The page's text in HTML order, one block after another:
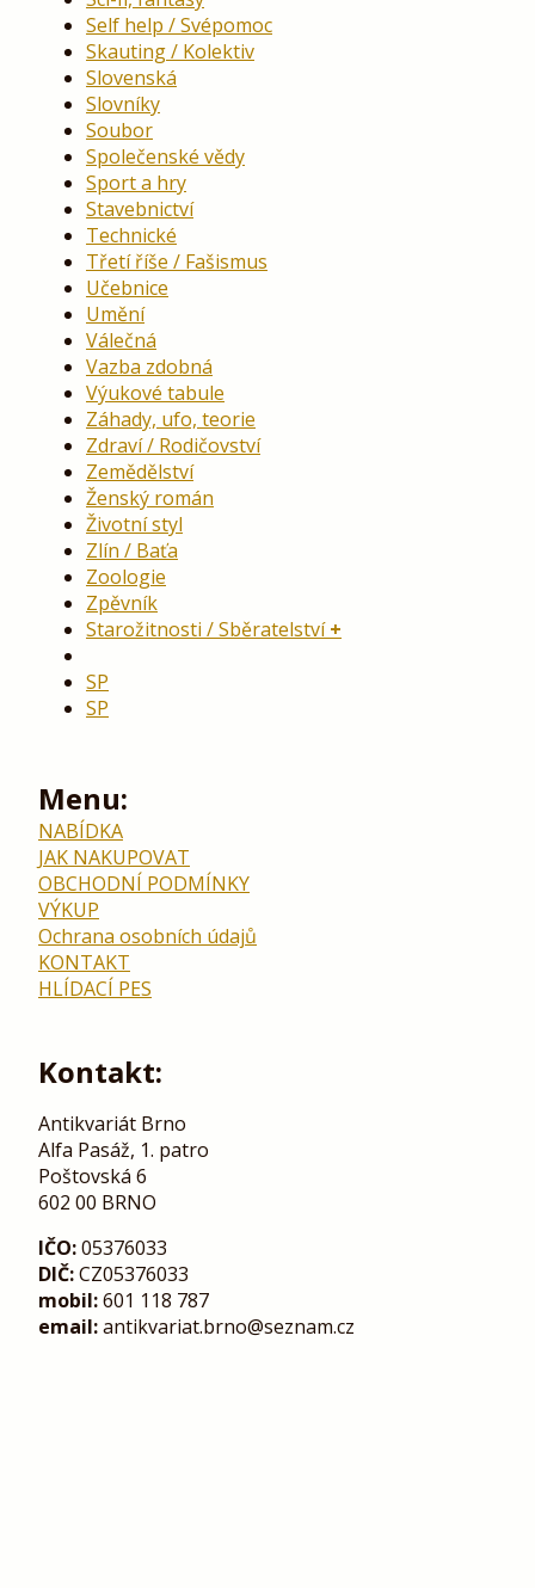
Self help / Svépomoc
Skauting / Kolektiv
Slovenská
Slovníky
Soubor
Společenské vědy
Sport a hry
Stavebnictví
Technické
Třetí říše / Fašismus
Učebnice
Umění
Válečná
Vazba zdobná
Výukové tabule
Záhady, ufo, teorie
Zdraví / Rodičovství
Zemědělství
Ženský román
Životní styl
Zlín / Baťa
Zoologie
Zpěvník
Starožitnosti / Sběratelství
SP
SP
Menu:
NABÍDKA
JAK NAKUPOVAT
OBCHODNÍ PODMÍNKY
VÝKUP
Ochrana osobních údajů
KONTAKT
HLÍDACÍ PES
Kontakt:
Antikvariát Brno
Alfa Pasáž, 1. patro
Poštovská 6
602 00 BRNO
IČO:05376033
DIČ:CZ05376033
mobil:601 118 787
email:antikvariat.brno@seznam.cz